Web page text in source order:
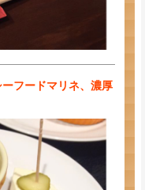
ーフードマリネ、濃厚